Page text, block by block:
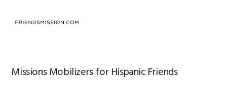
Missions Mobilizers for Hispanic Friends